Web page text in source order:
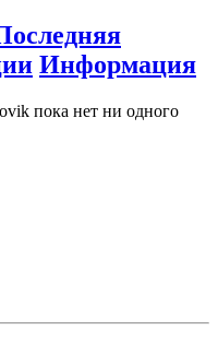
Информация
пока нет ни одного